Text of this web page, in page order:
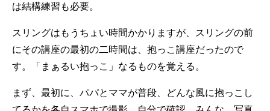
は結構練習も必要。
スリングはもうちょい時間かかりますが、スリングの前
にその講座の最初の二時間は、抱っこ講座だったので
す。「まぁるい抱っこ」なるものを覚える。
まず、最初に、パパとママが普段、どんな風に抱っこし